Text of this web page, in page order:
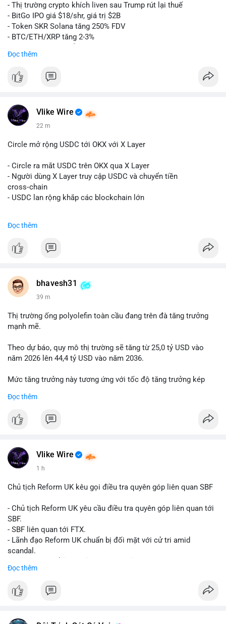
- Thị trường crypto khích liven sau Trump rút lại thuế
- BitGo IPO giá $18/shr, giá trị $2B
- Token SKR Solana tăng 250% FDV
- BTC/ETH/XRP tăng 2-3%
- US Senates chuẩn bị hành động Clarity Act
- Nga công nhận crypto là tài sản
$btc#btc$eth
📰 Nguồn: Decrypt
Đọc thêm
Vlike Wire
22 m
Circle mở rộng USDC tới OKX với X Layer
- Circle ra mắt USDC trên OKX qua X Layer
- Người dùng X Layer truy cập USDC và chuyển tiền
cross‑chain
- USDC lan rộng khắp các blockchain lớn
📰 Nguồn: Cointelegraph
Đọc thêm
bhavesh31
39 m
Thị trường ống polyolefin toàn cầu đang trên đà tăng trưởng
mạnh mẽ.
Theo dự báo, quy mô thị trường sẽ tăng từ 25,0 tỷ USD vào
năm 2026 lên 44,4 tỷ USD vào năm 2036.
Mức tăng trưởng này tương ứng với tốc độ tăng trưởng kép
nhà đầu tư trong ngành vật liệu xây dựng và hạ tầng.
nhựa polyolefin trong tương lai?
Đọc thêm
Vlike Wire
1 h
Chủ tịch Reform UK kêu gọi điều tra quyên góp liên quan SBF
- Chủ tịch Reform UK yêu cầu điều tra quyên góp liên quan tới
SBF.
- SBF liên quan tới FTX.
- Lãnh đạo Reform UK chuẩn bị đối mặt với cử tri amid
scandal.
- Không có thông tin tác động thị trường ngay lập tức.
Đọc thêm